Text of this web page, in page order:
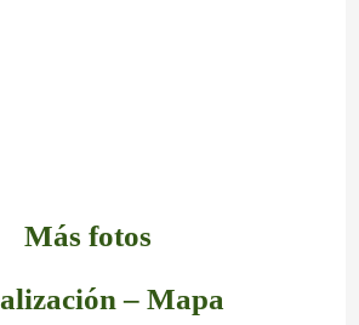
Más fotos
– Mapa